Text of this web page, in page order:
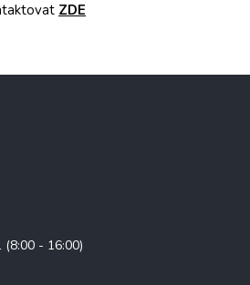
ZDE
- 16:00)